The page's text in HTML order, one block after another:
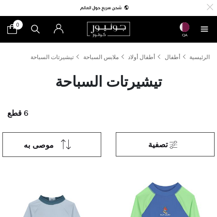
QA
0
الرئيسية أطفال أطفال أولاد ملابس السباحة تيشيرتات السباحة
تيشيرتات السباحة
6 قطع
موصى به تصفية